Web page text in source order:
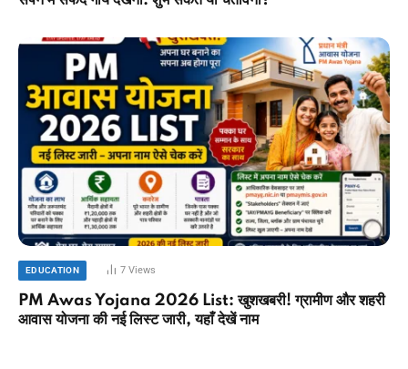
EDUCATION 7Views
PM Awas Yojana 2026 List: खुशखबरी! ग्रामीण और शहरी
आवास योजना की नई लिस्ट जारी, यहाँ देखें नाम